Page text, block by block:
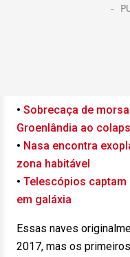
• Sobrecaça de
Groenlândia ao
• Nasa encontra
zona habitável
• Telescópios
em galáxia
Essas naves
2017, mas os